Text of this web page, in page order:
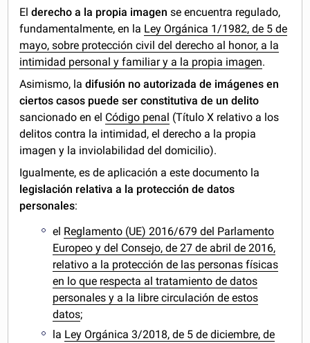
Elderecho a la propia imagen se encuentra regulado,
fundamentalmente, en la Ley Orgánica 1/1982, de 5 de
mayo, sobre protección civil del derecho al honor, a la
intimidad personal y familiar y a la propia imagen.
Asimismo, ladifusión no autorizada de imágenes en
ciertos casos puede ser constitutiva de un delito
sancionado en el Código penal (Título X relativo a los
delitos contra la intimidad, el derecho a la propia
imagen y la inviolabilidad del domicilio).
Igualmente, es de aplicación a este documento la
legislación relativa a la protección de datos
personales:
el Reglamento (UE) 2016/679 del Parlamento
Europeo y del Consejo, de 27 de abril de 2016,
relativo a la protección de las personas físicas
en lo que respecta al tratamiento de datos
personales y a la libre circulación de estos
datos;
la Ley Orgánica 3/2018, de 5 de diciembre, de